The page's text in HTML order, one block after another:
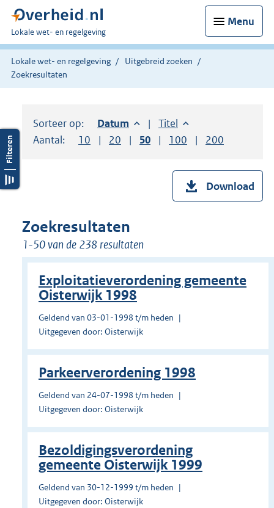
Menu
U
bent
hier:
Lokale wet- en regelgeving
Lokale wet- en regelgeving
Uitgebreid zoeken
Zoekresultaten
Sorteer op: Sorteer op:
Datum aflopendSorteer op:
Titel oplopend
Aantal:
Toon
10 resultaten per pagina
Toon
20 resultaten per pagina
Toon
50 resultaten per pagina
Toon
100 resultaten per
Toon
200
Download
Zoekresultaten
1-50 van de 238 resultaten
Exploitatieverordening gemeente
Oisterwijk 1998
Geldend van 03-01-1998 t/m heden
Uitgegeven door: Oisterwijk
Parkeerverordening 1998
Geldend van 24-07-1998 t/m heden
Uitgegeven door: Oisterwijk
Bezoldigingsverordening
gemeente Oisterwijk 1999
Geldend van 30-12-1999 t/m heden
Uitgegeven door: Oisterwijk